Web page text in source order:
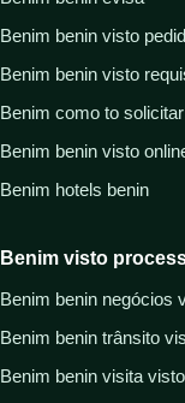
Benim benin visto
Benim benin visto
Benim como to
Benim benin visto
Benim hotels benin
Benim visto
Benim benin negócios
Benim benin trânsito
Benim benin visita visto